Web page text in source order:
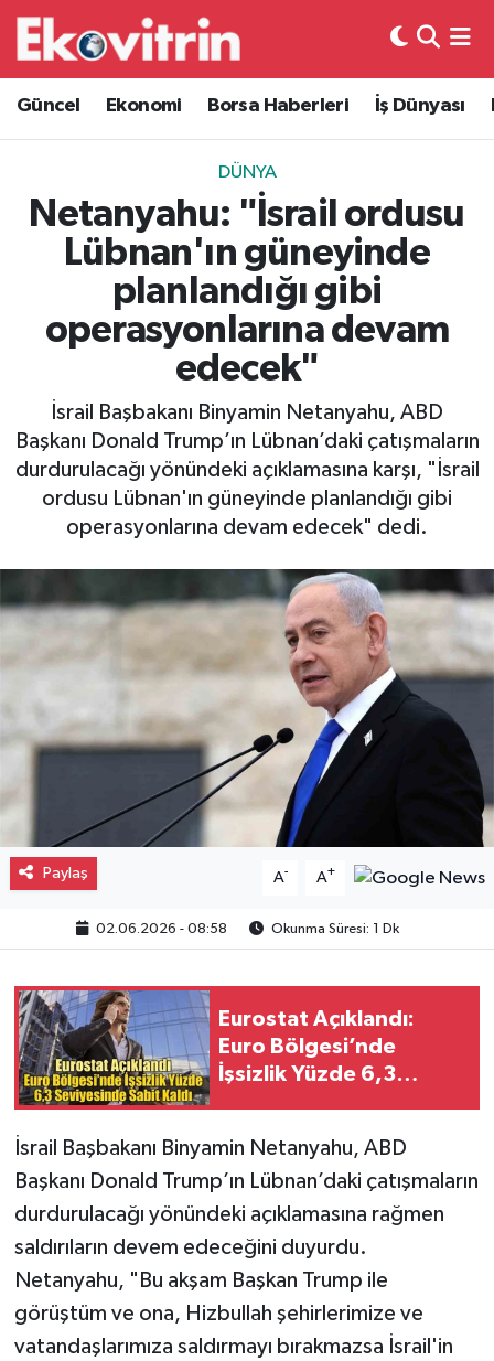
Güncel Ekonomi Borsa Haberleri İş Dünyası
DÜNYA
Netanyahu: "İsrail ordusu
Lübnan'ın güneyinde
planlandığı gibi
operasyonlarına devam
edecek"
İsrail Başbakanı Binyamin Netanyahu, ABD
Başkanı Donald Trump’ın Lübnan’daki çatışmaların
durdurulacağı yönündeki açıklamasına karşı, "İsrail
ordusu Lübnan'ın güneyinde planlandığı gibi
operasyonlarına devam edecek" dedi.
Paylaş A- A+
02.06.2026 - 08:58 Okunma Süresi: 1 Dk
Eurostat Açıklandı:
Euro Bölgesi’nde
İşsizlik Yüzde 6,3
İsrail Başbakanı Binyamin Netanyahu, ABD
Başkanı Donald Trump’ın Lübnan’daki çatışmaların
durdurulacağı yönündeki açıklamasına rağmen
saldırıların devem edeceğini duyurdu.
Netanyahu, "Bu akşam Başkan Trump ile
görüştüm ve ona, Hizbullah şehirlerimize ve
vatandaşlarımıza saldırmayı bırakmazsa İsrail'in
Güncel
Ekonomi
Borsa Haberleri
İş Dünyası
Lojistik
Asayiş
Magazin
Gayrimenkul
Eğitim
Hava Durumu
Trafik Durumu
Süper Lig Puan Durumu ve Fikstür
Tüm Manşetler
Son Dakika Haberleri